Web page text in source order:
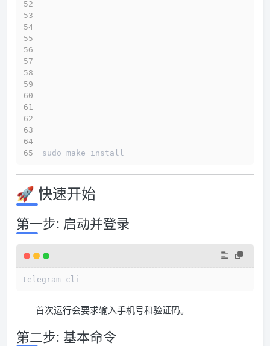
sudo make install
🚀 快速开始
第一步: 启动并登录
telegram-cli
首次运行会要求输入手机号和验证码。
第二步: 基本命令